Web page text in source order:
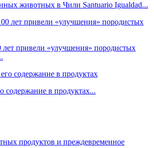
животных в Чили Santuario Igualdad...
лет привели «улучшения» породистых
содержание в продуктах...